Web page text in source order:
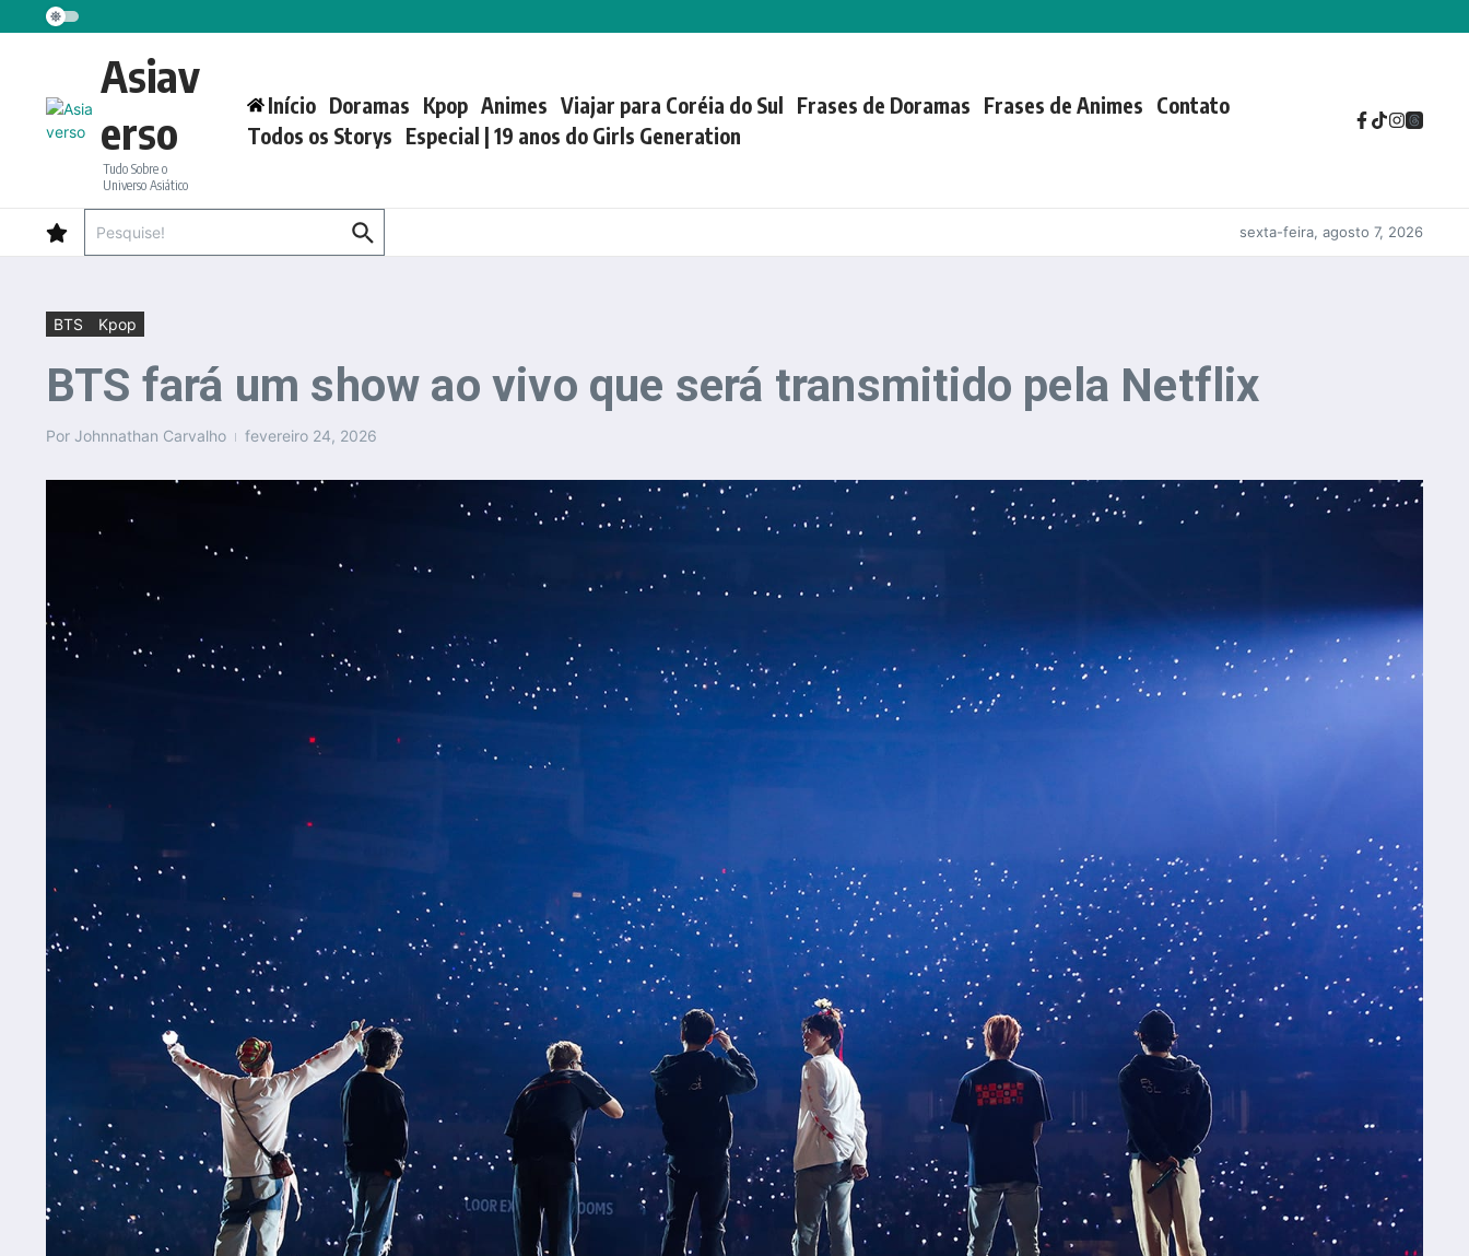
Ir para o conteúdo
Asiav
erso
Tudo Sobre o
Universo Asiático
Início Doramas Kpop Animes Viajar para Coréia do Sul Frases de Doramas Frases de Animes Contato
Todos os Storys Especial | 19 anos do Girls Generation
sexta-feira, agosto 7, 2026
BTS Kpop
BTS fará um show ao vivo que será transmitido pela Netflix
Por Johnnathan Carvalho fevereiro 24, 2026